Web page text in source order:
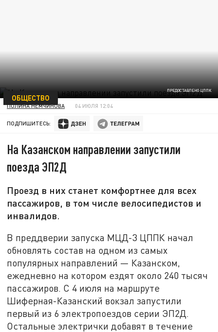
ПРЕДОСТАВЛЕНО ЦППК
ОБЩЕСТВО
ПОЛИНА НЕМЧИНОВА 04 ИЮЛЯ 12:04
ПОДПИШИТЕСЬ:
На Казанском направлении запустили
поезда ЭП2Д
Проезд в них станет комфортнее для всех
пассажиров, в том числе велосипедистов и
инвалидов.
В преддверии запуска МЦД-3 ЦППК начал
обновлять состав на одном из самых
популярных направлений — Казанском,
ежедневно на котором ездят около 240 тысяч
пассажиров. С 4 июля на маршруте
Шиферная-Казанский вокзал запустили
первый из 6 электропоездов серии ЭП2Д.
Остальные электрички добавят в течение